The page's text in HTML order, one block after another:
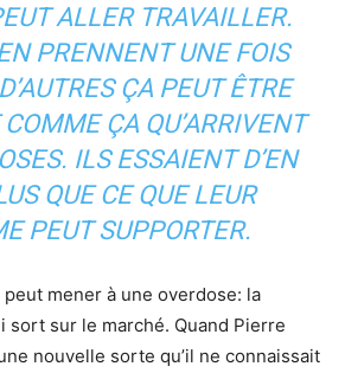
ALLER TRAVAILLER.
PRENNENT UNE FOIS
ÇA PEUT ÊTRE
COMME ÇA QU’ARRIVENT
ILS ESSAIENT D’EN
QUE CE QUE LEUR
PEUT SUPPORTER.
mener à une overdose: la
sort sur le marché. Quand Pierre
nouvelle sorte qu’il ne connaissait